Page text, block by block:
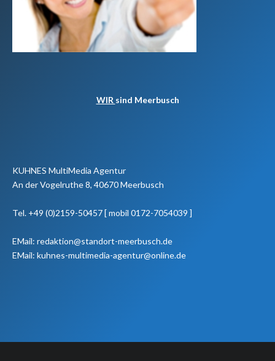
WIR sind Meerbusch
KUHNES MultiMedia Agentur
An der Vogelruthe 8, 40670 Meerbusch
Tel. +49 (0)2159-50457 [ mobil 0172-7054039 ]
EMail: redaktion@standort-meerbusch.de
EMail: kuhnes-multimedia-agentur@online.de